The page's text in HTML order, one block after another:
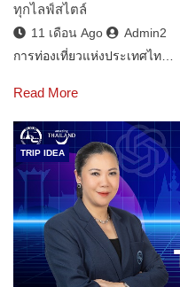
ทุกไลฟ์สไตล์
11 เดือน Ago
Admin2
การท่องเที่ยวแห่งประเทศไท…
Read More
TRIP IDEA